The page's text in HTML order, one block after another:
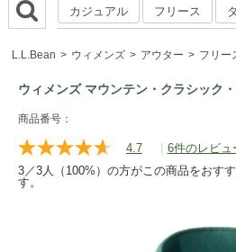
カジュアル フリース
L.L.Bean ウィメンズ アウター フリー
ウィメンズ マウンテン・クラシック
https://www.llbean.co.jp/womens/
商品番号：
4.7
レ
ビ
む.
| 6件のレビュ
3／3人（100%）の方がこの商品をおす
す。